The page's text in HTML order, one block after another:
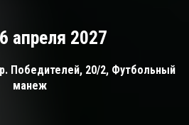
апреля 2027
Победителей, 20/2, Футбольный
манеж